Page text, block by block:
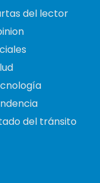
del lector
del tránsito